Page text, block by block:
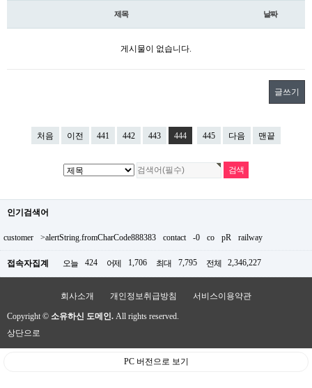
제목 날짜
게시물이 없습니다.
글쓰기
처음 이전 441 442 443 444 445 다음 맨끝
인기검색어
customer >alertString.fromCharCode888383 contact -0 co pR railway
접속자집계 오늘 424 어제 1,706 최대 7,795 전체 2,346,227
회사소개 개인정보취급방침 서비스이용약관
Copyright © 소유하신 도메인. All rights reserved.
상단으로
PC 버전으로 보기